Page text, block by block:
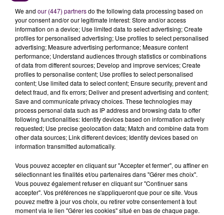
ailleurs, les gendarmes précisent que l'engin a fait
l'objet d'une immobilisation administrative sur ordre
préfectoral.
À LA UNE
7 août 2026
Gagnez vos pass pour le V and B Fest' 2026 !
We and our (447) partnersdo the following data processing based on
your consent and/or our legitimate interest: Store and/or access
information on a device; Use limited data to select advertising; Create
profiles for personalised advertising; Use profiles to select personalised
advertising; Measure advertising performance; Measure content
performance; Understand audiences through statistics or combinations
of data from different sources; Develop and improve services; Create
profiles to personalise content; Use profiles to select personalised
content; Use limited data to select content; Ensure security, prevent and
detect fraud, and fix errors; Deliver and present advertising and content;
Save and communicate privacy choices. These technologies may
process personal data such as IP address and browsing data to offer
following functionalities: Identify devices based on information actively
requested; Use precise geolocation data; Match and combine data from
other data sources; Link different devices; Identify devices based on
information transmitted automatically.
Vous pouvez accepter en cliquant sur "Accepter et fermer", ou affiner en
sélectionnant les finalités et/ou partenaires dans "Gérer mes choix".
Vous pouvez également refuser en cliquant sur "Continuer sans
accepter". Vos préférences ne s'appliqueront que pour ce site. Vous
pouvez mettre à jour vos choix, ou retirer votre consentement à tout
moment via le lien "Gérer les cookies" situé en bas de chaque page.